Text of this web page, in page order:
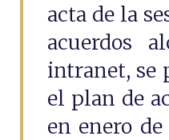
acta de la
acuerdos
intranet, se
el plan de
en enero